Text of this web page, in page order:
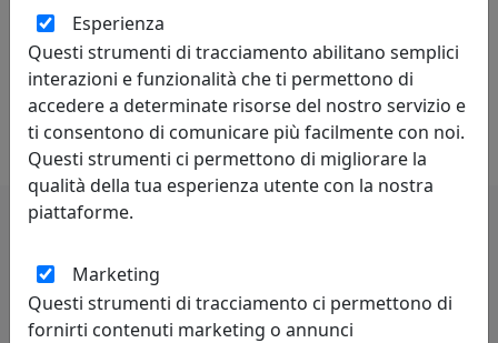
Grazie ai materiali impiegati e ai dispositivi tecnici i
nostri articoli sono particolarmente robusti e adatti per
un uso intenso e professionale. L’utilizzo di tessuti
acrilici impermeabili, di legno, acciaio e alluminio
trattati ne garantiscono una lunga vita.
Esperienza
Questi strumenti di tracciamento abilitano semplici
interazioni e funzionalità che ti permettono di
accedere a determinate risorse del nostro servizio e
ti consentono di comunicare più facilmente con noi.
Questi strumenti ci permettono di migliorare la
qualità della tua esperienza utente con la nostra
piattaforme.
Marketing
Questi strumenti di tracciamento ci permettono di
fornirti contenuti marketing o annunci